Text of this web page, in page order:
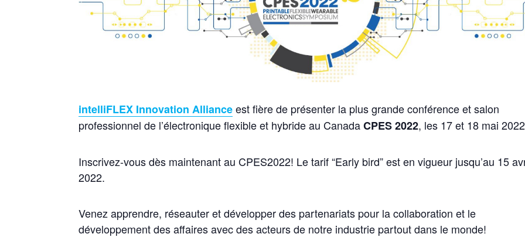
intelliFLEX Innovation Allianceest fière de présenter la plus grande conférence et salon
professionnel de l’électronique flexible et hybride au CanadaCPES 2022, les 17 et 18 mai
Inscrivez-vous dès maintenant au CPES2022! Le tarif “Early bird” est en vigueur jusqu’au 15
2022.
Venez apprendre, réseauter et développer des partenariats pour la collaboration et le
développement des affaires avec des acteurs de notre industrie partout dans le monde!